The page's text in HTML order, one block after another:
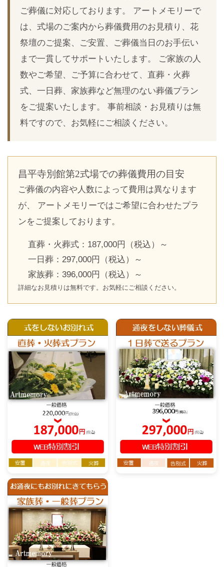
ご葬儀に対応しております。 アートメモリーで
は、式場のご案内から葬儀費用のお見積り、花
祭壇のご提案、ご安置、ご葬儀当日のお手伝い
まで一貫してサポートいたします。 ご家族の人
数やご希望、ご予算に合わせて、直葬・火葬
式、一日葬、家族葬など無理のない葬儀プラン
をご提案いたします。 事前相談・お見積りは無
料ですので、お気軽にご相談ください。
昌平寺別館第2式場での葬儀費用の目安
ご葬儀の内容や人数によって費用は異なります
が、 アートメモリーではご希望に合わせたプラ
ンをご提案しております。
直葬・火葬式：187,000円（税込）～
一日葬：297,000円（税込）～
家族葬：396,000円（税込）～
詳細なお見積りは無料です。お気軽にご相談ください。